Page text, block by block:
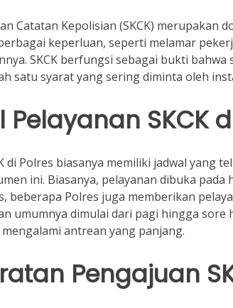
Catatan Kepolisian (SKCK) merupakan
keperluan, seperti melamar
SKCK berfungsi sebagai bukti
satu syarat yang sering diminta oleh
SKCK
di Polres biasanya memiliki jadwal yang
ini. Biasanya, pelayanan dibuka pada
beberapa Polres juga memberikan
umumnya dimulai dari pagi hingga
antrean yang panjang.
Pengajuan